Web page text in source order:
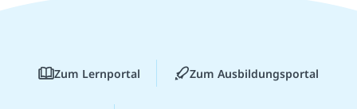
Zum Lernportal Zum Ausbildungsportal